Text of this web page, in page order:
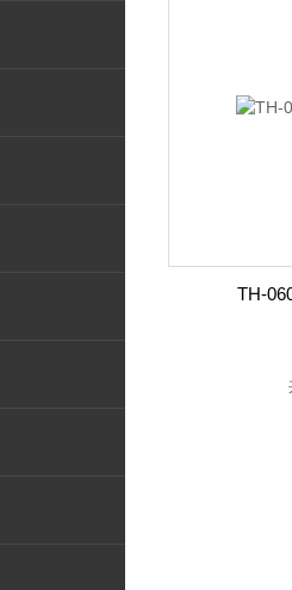
TH-